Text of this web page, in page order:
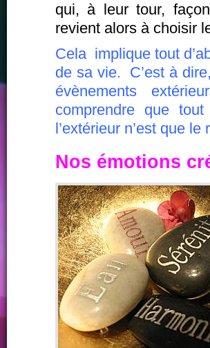
qui, à leur tour,
revient alors à choisir
Cela implique tout
de sa vie. C’est à
évènements
comprendre que
l’extérieur n’est que
Nos émotions